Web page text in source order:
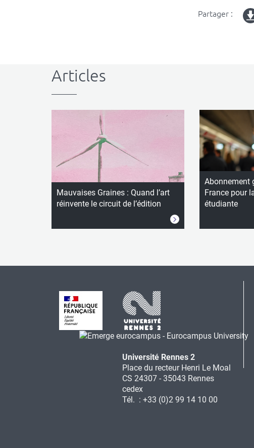
Partager :
Articles
Mauvaises Graines : Quand l’art
réinvente le circuit de l’édition
Abonnement
France pour
étudiante
Université Rennes 2
Place du recteur Henri Le Moal
CS 24307 - 35043 Rennes
cedex
Tél. : +33 (0)2 99 14 10 00